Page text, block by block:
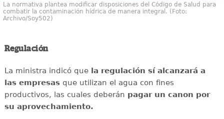
La normativa plantea modificar disposiciones del Código de Salud para
combatir la contaminación hídrica de manera integral. (Foto:
Archivo/Soy502)
Regulación
La ministra indicó que la regulación sí alcanzará a
las empresasque utilizan el agua con fines
productivos, las cuales deberán pagar un canon por
su aprovechamiento.